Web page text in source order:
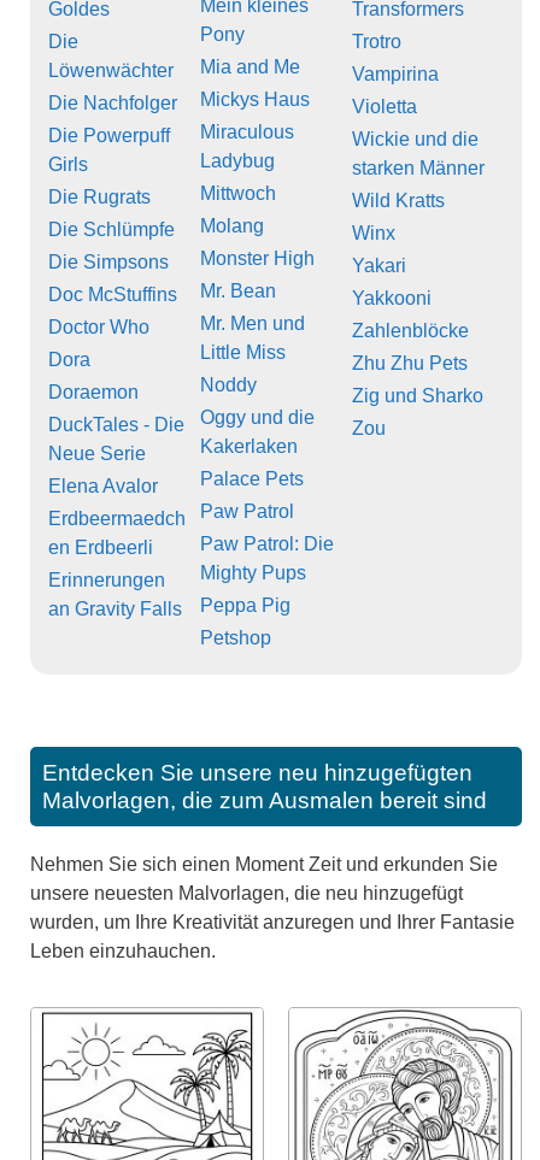
Goldes
Die
Löwenwächter
Die Nachfolger
Die Powerpuff
Girls
Die Rugrats
Die Schlümpfe
Die Simpsons
Doc McStuffins
Doctor Who
Dora
Doraemon
DuckTales - Die
Neue Serie
Elena Avalor
Erdbeermaedch
en Erdbeerli
Erinnerungen
an Gravity Falls
Mein kleines
Pony
Mia and Me
Mickys Haus
Miraculous
Ladybug
Mittwoch
Molang
Monster High
Mr. Bean
Mr. Men und
Little Miss
Noddy
Oggy und die
Kakerlaken
Palace Pets
Paw Patrol
Paw Patrol: Die
Mighty Pups
Peppa Pig
Petshop
Transformers
Trotro
Vampirina
Violetta
Wickie und die
starken Männer
Wild Kratts
Winx
Yakari
Yakkooni
Zahlenblöcke
Zhu Zhu Pets
Zig und Sharko
Zou
Entdecken Sie unsere neu hinzugefügten
Malvorlagen, die zum Ausmalen bereit sind
Nehmen Sie sich einen Moment Zeit und erkunden Sie
unsere neuesten Malvorlagen, die neu hinzugefügt
wurden, um Ihre Kreativität anzuregen und Ihrer Fantasie
Leben einzuhauchen.